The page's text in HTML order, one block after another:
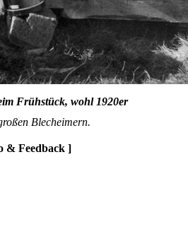
Frühstück, wohl 1920er
Blecheimern.
& Feedback ]